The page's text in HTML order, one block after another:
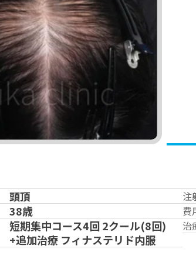
頭頂
38歳
短期集中コース4回 2クール(8回)
+追加治療 フィナステリド内服
注
費
治